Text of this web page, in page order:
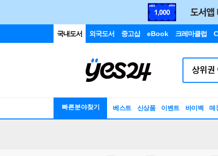
국내도서 외국도서 중고샵 eBook 크레마클럽
빠른분야찾기 베스트 신상품 이벤트 바이백 매